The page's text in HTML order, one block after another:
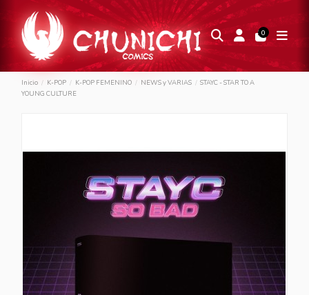
0
Inicio K-POP K-POP FEMENINO NEWS y VARIAS
STAYC - STAR TO A
YOUNG CULTURE